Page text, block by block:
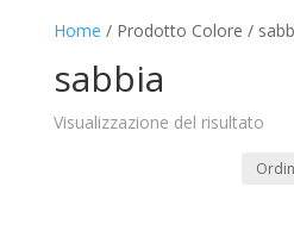
Home / Prodotto Colore /
sabbia
Visualizzazione del risultato